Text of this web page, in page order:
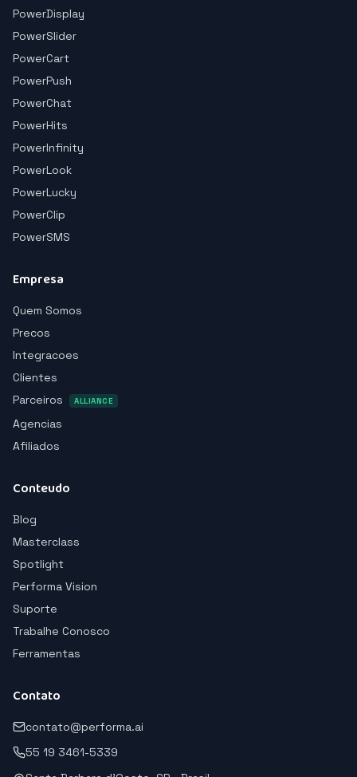
PowerDisplay
PowerSlider
PowerCart
PowerPush
PowerChat
PowerHits
PowerInfinity
PowerLook
PowerLucky
PowerClip
PowerSMS
Empresa
Quem Somos
Precos
Integracoes
Clientes
Parceiros
ALLIANCE
Agencias
Afiliados
Conteudo
Blog
Masterclass
Spotlight
Performa Vision
Suporte
Trabalhe Conosco
Ferramentas
Contato
contato@performa.ai
55 19 3461-5339